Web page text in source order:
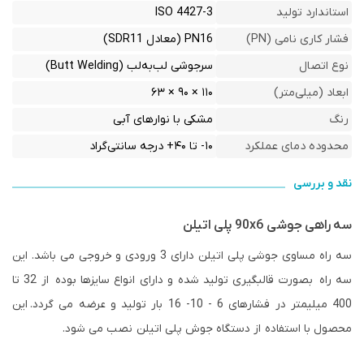
استاندارد تولید
ISO 4427-3
فشار کاری نامی (PN)
PN16 (معادل SDR11)
نوع اتصال
سرجوشی لب‌به‌لب (Butt Welding)
ابعاد (میلی‌متر)
۱۱۰ × ۹۰ × ۶۳
رنگ
مشکی با نوارهای آبی
محدوده دمای عملکرد
۱۰- تا ۴۰+ درجه سانتی‌گراد
نقد و بررسی
سه راهی جوشی 90x6 پلی اتیلن
سه راه مساوی جوشی پلی اتیلن دارای 3 ورودی و خروجی می باشد. این
سه راه بصورت قالبگیری تولید شده و دارای انواع سایزها بوده از 32 تا
400 میلیمتر در فشارهای 6 - 10- 16 بار تولید و عرضه می گردد. این
محصول با استفاده از دستگاه جوش پلی اتیلن نصب می شود.